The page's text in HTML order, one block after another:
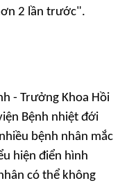
2 lần trước".
- Trưởng Khoa Hồi
Bệnh nhiệt đới
bệnh nhân mắc
hiện điển hình
có thể không